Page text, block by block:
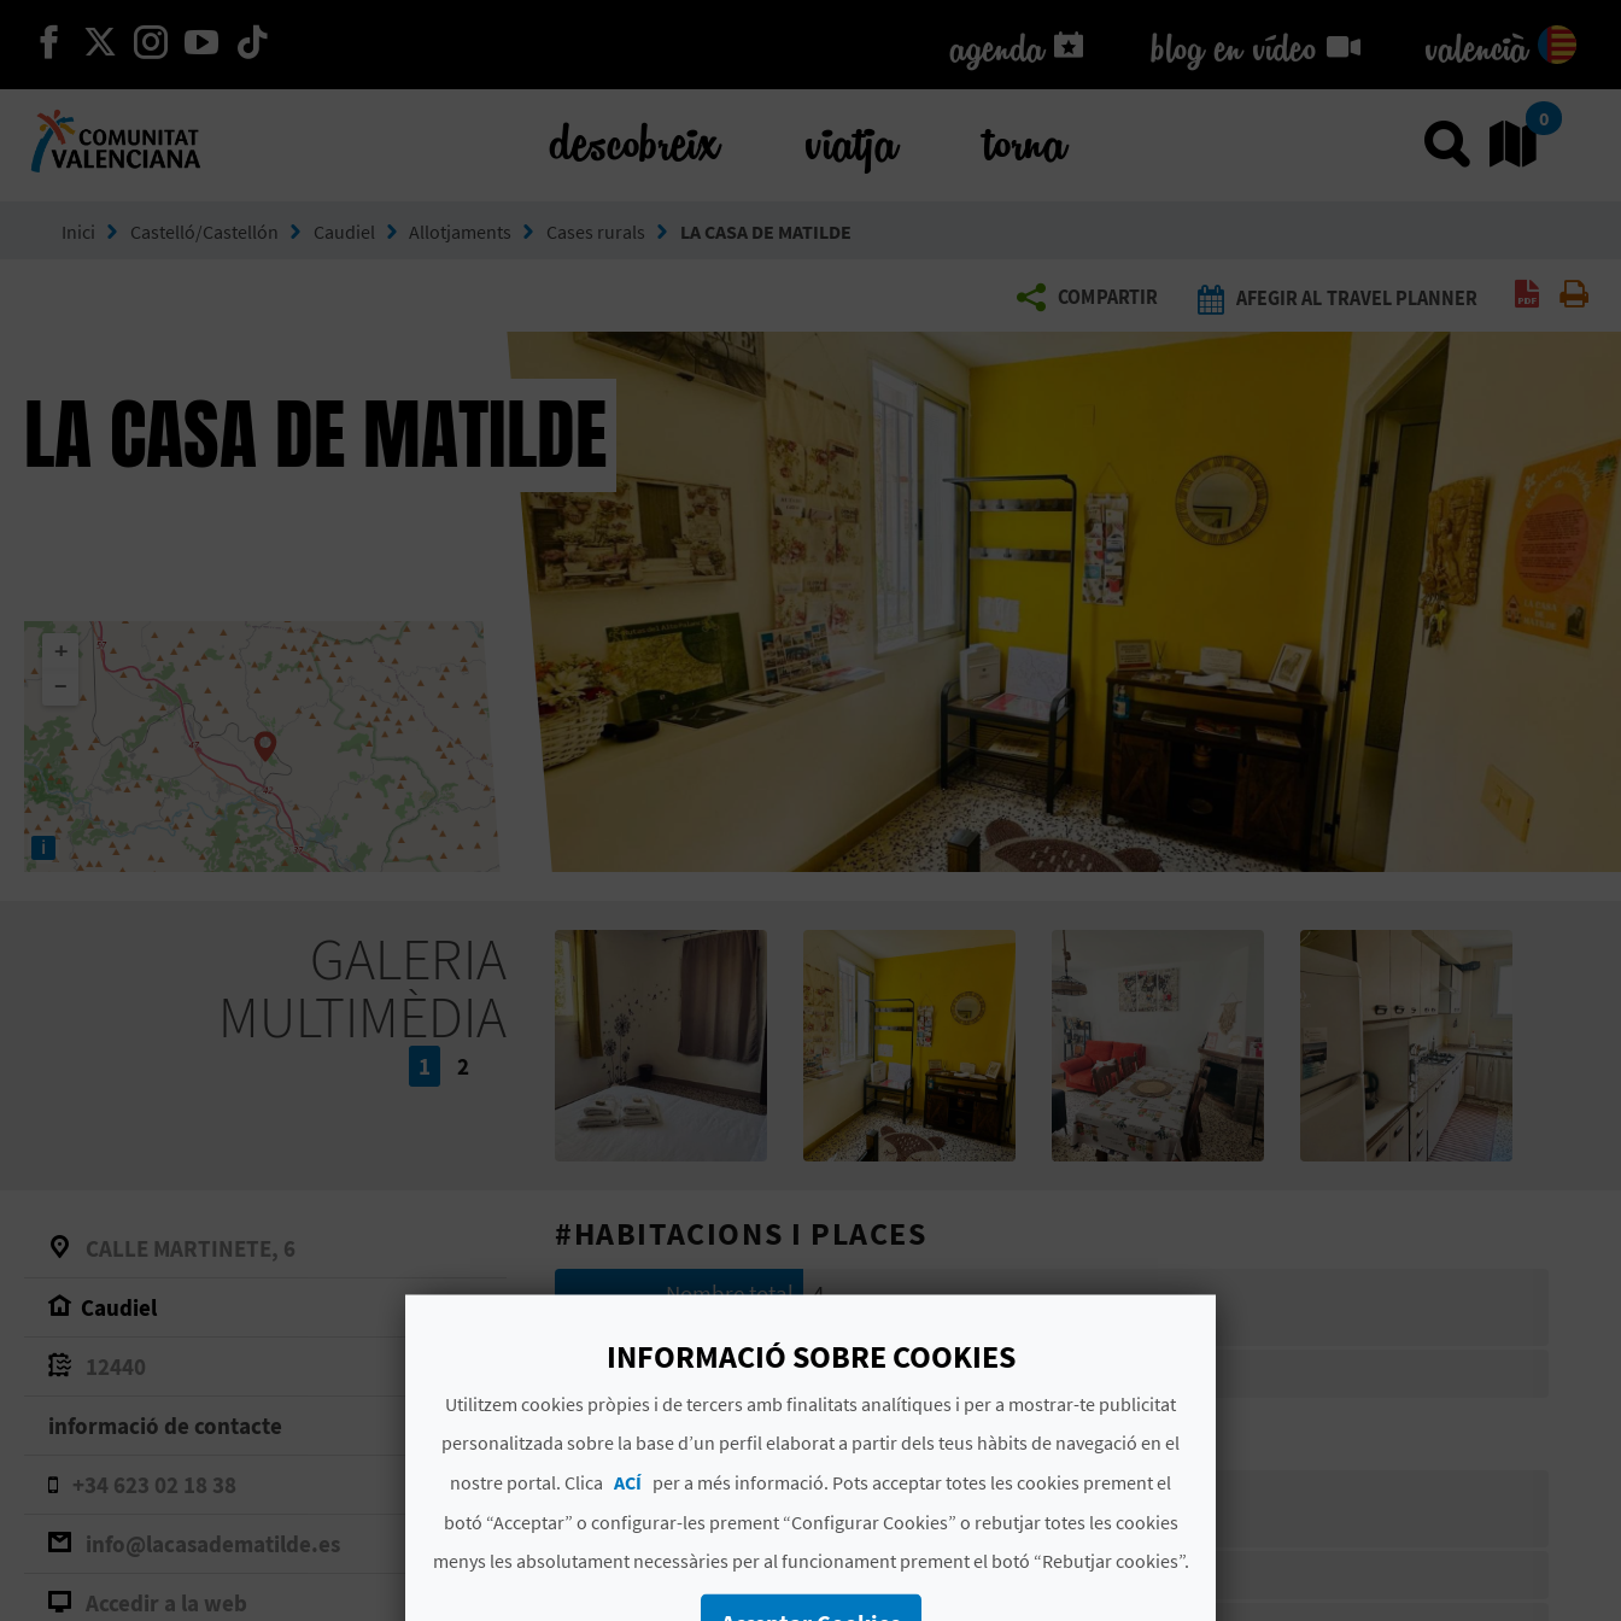
seguir en facebook
seguir en twitter
seguir en instagram
seguir en youtube agenda
agenda blog en vídeo
blog en vídeo valencià
descobreix viatja torna Usar el
0
Inici Castelló/Castellón Caudiel Allotjaments Cases rurals LA CASA DE MATILDE
LA CASA DE MATILDE
+
−
i
COMPARTIR AFEGIR AL TRAVEL PLANNER Generar
GALERIA
MULTIMÈDIA
1 2
CALLE MARTINETE, 6
Caudiel
12440
informació de contacte
+34 623 02 18 38
info@lacasadematilde.es
Accedir a la web
#HABITACIONS I PLACES
Nombre total
4
Nombre total de places 7
#CARACTERÍSTIQUES
Indicador de
qualificació de luxe
No
Modalitat
Compartida
INFORMACIÓ SOBRE COOKIES
Utilitzem cookies pròpies i de tercers amb finalitats analítiques i per a mostrar-te publicitat
personalitzada sobre la base d’un perfil elaborat a partir dels teus hàbits de navegació en el
nostre portal. Clica ACÍ per a més informació. Pots acceptar totes les cookies prement el
botó “Acceptar” o configurar-les prement “Configurar Cookies” o rebutjar totes les cookies
menys les absolutament necessàries per al funcionament prement el botó “Rebutjar cookies”.